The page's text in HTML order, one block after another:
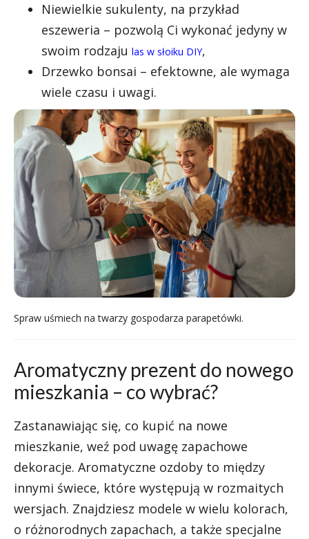
Niewielkie sukulenty, na przykład
eszeweria – pozwolą Ci wykonać jedyny w
swoim rodzaju las w słoiku DIY,
Drzewko bonsai – efektowne, ale wymaga
wiele czasu i uwagi.
Spraw uśmiech na twarzy gospodarza parapetówki.
Aromatyczny prezent do nowego
mieszkania – co wybrać?
Zastanawiając się, co kupić na nowe
mieszkanie, weź pod uwagę zapachowe
dekoracje. Aromatyczne ozdoby to między
innymi świece, które występują w rozmaitych
wersjach. Znajdziesz modele w wielu kolorach,
o różnorodnych zapachach, a także specjalne